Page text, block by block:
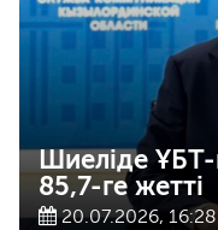
Шиеліде
85,7-ге жетті
20.07.2026, 16:28